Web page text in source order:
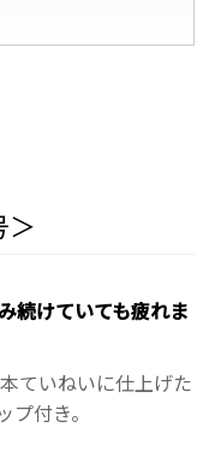
＞
続けていても疲れま
ていねいに仕上げた
プ付き。